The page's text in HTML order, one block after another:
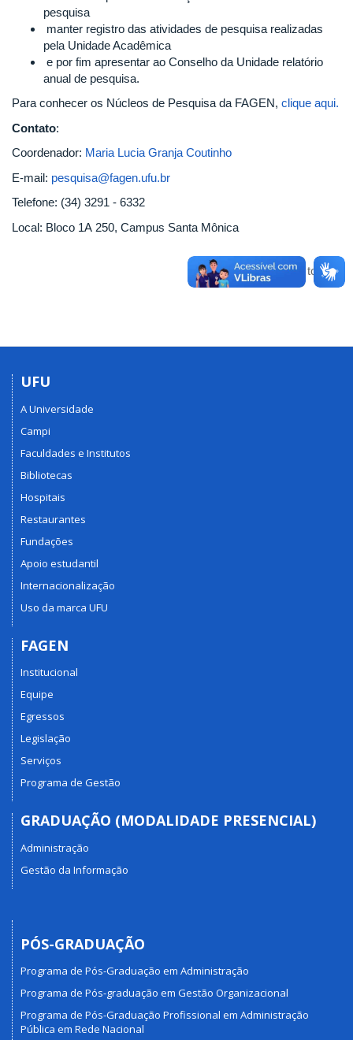
pesquisa
manter registro das atividades de pesquisa realizadas
pela Unidade Acadêmica
e por fim apresentar ao Conselho da Unidade relatório
anual de pesquisa.
Para conhecer os Núcleos de Pesquisa da FAGEN, clique aqui.
Contato:
Coordenador: Maria Lucia Granja Coutinho
E-mail: pesquisa@fagen.ufu.br
Telefone: (34) 3291 - 6332
Local: Bloco 1A 250, Campus Santa Mônica
Voltar para o topo
UFU
A Universidade
Campi
Faculdades e Institutos
Bibliotecas
Hospitais
Restaurantes
Fundações
Apoio estudantil
Internacionalização
Uso da marca UFU
FAGEN
Institucional
Equipe
Egressos
Legislação
Serviços
Programa de Gestão
GRADUAÇÃO (MODALIDADE PRESENCIAL)
Administração
Gestão da Informação
PÓS-GRADUAÇÃO
Programa de Pós-Graduação em Administração
Programa de Pós-graduação em Gestão Organizacional
Programa de Pós-Graduação Profissional em Administração
Pública em Rede Nacional